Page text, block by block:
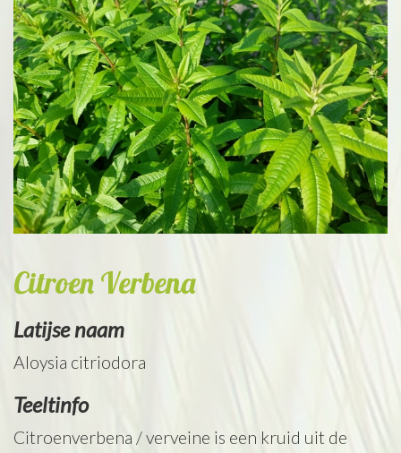
Citroen Verbena
Latijse naam
Aloysia citriodora
Teeltinfo
Citroenverbena / verveine is een kruid uit de